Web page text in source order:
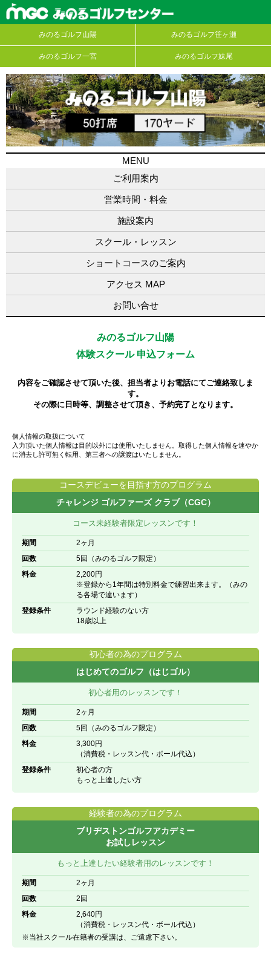
みのるゴルフ山陽 みのるゴルフ笹ヶ瀬
みのるゴルフ一宮 みのるゴルフ妹尾
MENU
ご利用案内
営業時間・料金
施設案内
スクール・レッスン
ショートコースのご案内
アクセス MAP
お問い合せ
みのるゴルフ山陽
体験スクール 申込フォーム
内容をご確認させて頂いた後、担当者よりお電話にてご連絡致しま
す。
その際に日時等、調整させて頂き、予約完了となります。
個人情報の取扱について
入力頂いた個人情報は目的以外には使用いたしません。取得した個人情報を速やか
に消去し許可無く転用、第三者への譲渡はいたしません。
コースデビューを目指す方のプログラム
チャレンジ ゴルファーズ クラブ（CGC）
コース未経験者限定レッスンです！
期間
2ヶ月
回数
5回（みのるゴルフ限定）
料金
2,200円
※登録から1年間は特別料金で練習出来ます。（みの
る各場で違います）
登録条件
ラウンド経験のない方
18歳以上
初心者の為のプログラム
はじめてのゴルフ（はじゴル）
初心者用のレッスンです！
期間
2ヶ月
回数
5回（みのるゴルフ限定）
料金
3,300円
（消費税・レッスン代・ボール代込）
登録条件
初心者の方
もっと上達したい方
経験者の為のプログラム
ブリヂストンゴルフアカデミー
お試しレッスン
もっと上達したい経験者用のレッスンです！
期間
2ヶ月
回数
2回
料金
2,640円
（消費税・レッスン代・ボール代込）
※当社スクール在籍者の受講は、ご遠慮下さい。